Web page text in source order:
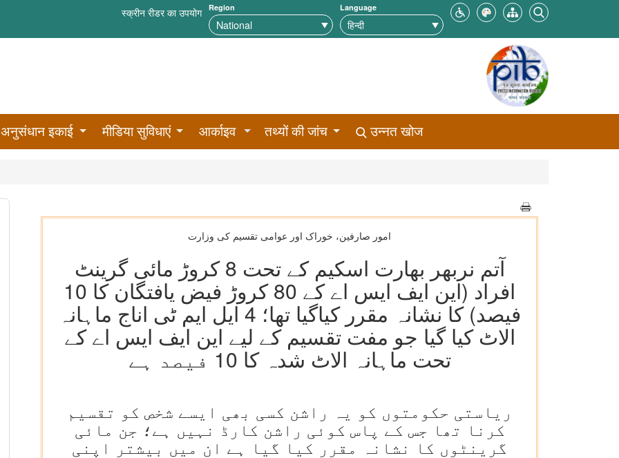
स्क्रीन रीडर का उपयोग Region Language
अनुसंधान इकाई मीडिया सुविधाएं आर्काइव तथ्यों की जांच उन्नत खोज